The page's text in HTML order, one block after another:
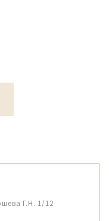
Г.Н. 1/12